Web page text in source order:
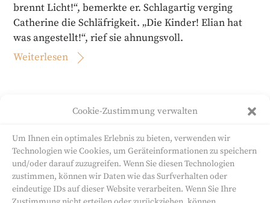
Cookie-Zustimmung verwalten
Um Ihnen ein optimales Erlebnis zu bieten, verwenden wir
Technologien wie Cookies, um Geräteinformationen zu speichern
und/oder darauf zuzugreifen. Wenn Sie diesen Technologien
zustimmen, können wir Daten wie das Surfverhalten oder
eindeutige IDs auf dieser Website verarbeiten. Wenn Sie Ihre
brennt Licht!“, bemerkte er. Schlagartig verging
Catherine die Schläfrigkeit. „Die Kinder! Elian hat
was angestellt!“, rief sie ahnungsvoll.
Weiterlesen